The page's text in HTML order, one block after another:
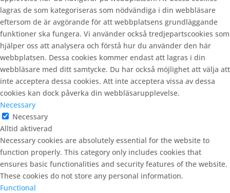
lagras de som kategoriseras som nödvändiga i din webbläsare
eftersom de är avgörande för att webbplatsens grundläggande
funktioner ska fungera. Vi använder också tredjepartscookies som
hjälper oss att analysera och förstå hur du använder den här
webbplatsen. Dessa cookies kommer endast att lagras i din
webbläsare med ditt samtycke. Du har också möjlighet att välja att
inte acceptera dessa cookies. Att inte acceptera vissa av dessa
cookies kan dock påverka din webbläsarupplevelse.
Necessary
Necessary
Alltid aktiverad
Necessary cookies are absolutely essential for the website to
function properly. This category only includes cookies that
ensures basic functionalities and security features of the website.
These cookies do not store any personal information.
Functional